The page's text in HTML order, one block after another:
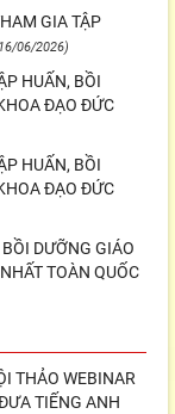
GIA TẬP
06/2026)
HUẤN, BỒI
ĐẠO ĐỨC
HUẤN, BỒI
ĐẠO ĐỨC
DƯỠNG GIÁO
TOÀN QUỐC
THẢO WEBINAR
TIẾNG ANH